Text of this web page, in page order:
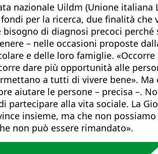
nazionale Uildm (Unione
per la ricerca, due finalità
bisogno di diagnosi precoci
– nelle occasioni proposte
e delle loro famiglie.
dare più opportunità alle
a tutti di vivere bene».
aiutare le persone – precisa –.
partecipare alla vita sociale. La
insieme, ma che non
non può essere rimandato».